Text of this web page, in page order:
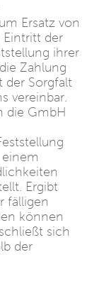
Ersatz von
der
ihrer
Zahlung
der Sorgfalt
vereinbar.
die GmbH
Ergibt
fälligen
können
sich
der